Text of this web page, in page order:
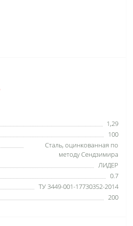
1,29
100
Сталь, оцинкованная по
методу Сендзимира
ЛИДЕР
0.7
ТУ 3449-001-17730352-2014
200